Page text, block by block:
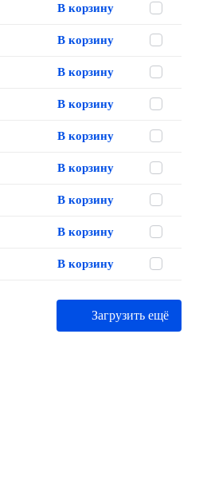
В корзину
В корзину
В корзину
В корзину
В корзину
В корзину
В корзину
В корзину
В корзину
Загрузить ещё